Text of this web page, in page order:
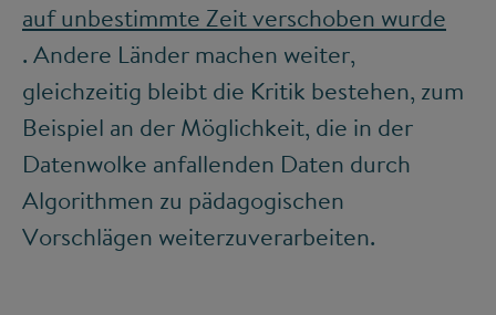
auf unbestimmte Zeit verschoben wurde
. Andere Länder machen weiter,
gleichzeitig bleibt die Kritik bestehen, zum
Beispiel an der Möglichkeit, die in der
Datenwolke anfallenden Daten durch
Algorithmen zu pädagogischen
Vorschlägen weiterzuverarbeiten.